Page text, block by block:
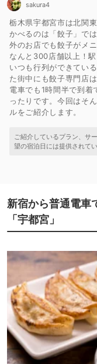
sakura4
栃木県宇都宮市は北関
かべるのは「餃子」で
外のお店でも餃子がメ
なんと300店舗以上！
いつも行列ができてい
た街中にも餃子専門店
電車でも1時間半で到
ったりです。今回はそ
ルをご紹介します。
新宿から普通電車
「宇都宮」